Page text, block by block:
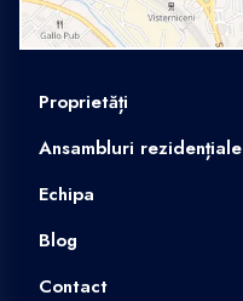
Proprietăți
Ansambluri rezidențiale
Echipa
Blog
Contact